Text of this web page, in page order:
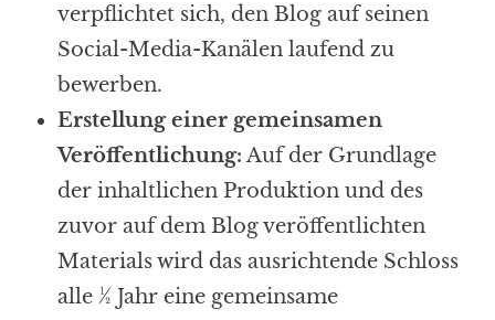
verpflichtet sich, den Blog auf seinen
Social-Media-Kanälen laufend zu
bewerben.
Erstellung einer gemeinsamen
Veröffentlichung: Auf der Grundlage
der inhaltlichen Produktion und des
zuvor auf dem Blog veröffentlichten
Materials wird das ausrichtende Schloss
alle ½ Jahr eine gemeinsame